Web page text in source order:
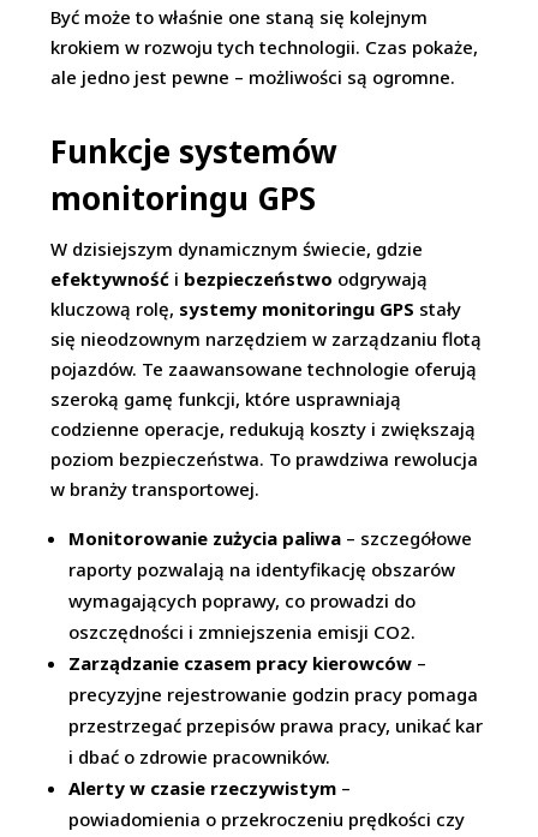
Być może to właśnie one staną się kolejnym
krokiem w rozwoju tych technologii. Czas pokaże,
ale jedno jest pewne – możliwości są ogromne.
Funkcje systemów
monitoringu GPS
W dzisiejszym dynamicznym świecie, gdzie
efektywność i bezpieczeństwo odgrywają
kluczową rolę, systemy monitoringu GPS stały
się nieodzownym narzędziem w zarządzaniu flotą
pojazdów. Te zaawansowane technologie oferują
szeroką gamę funkcji, które usprawniają
codzienne operacje, redukują koszty i zwiększają
poziom bezpieczeństwa. To prawdziwa rewolucja
w branży transportowej.
Monitorowanie zużycia paliwa – szczegółowe
raporty pozwalają na identyfikację obszarów
wymagających poprawy, co prowadzi do
oszczędności i zmniejszenia emisji CO2.
Zarządzanie czasem pracy kierowców –
precyzyjne rejestrowanie godzin pracy pomaga
przestrzegać przepisów prawa pracy, unikać kar
i dbać o zdrowie pracowników.
Alerty w czasie rzeczywistym –
powiadomienia o przekroczeniu prędkości czy